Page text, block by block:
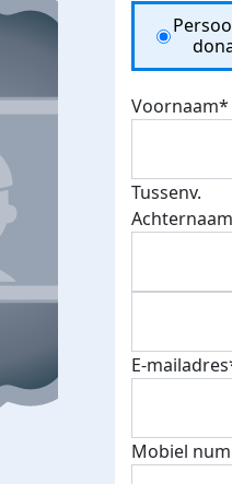
€500 euro
verdiend
Voornaam*
Tussenv.
E-
Mobiel